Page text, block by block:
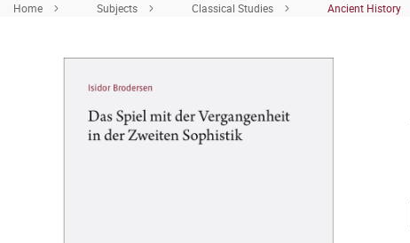
Home Subjects Classical Studies Ancient History